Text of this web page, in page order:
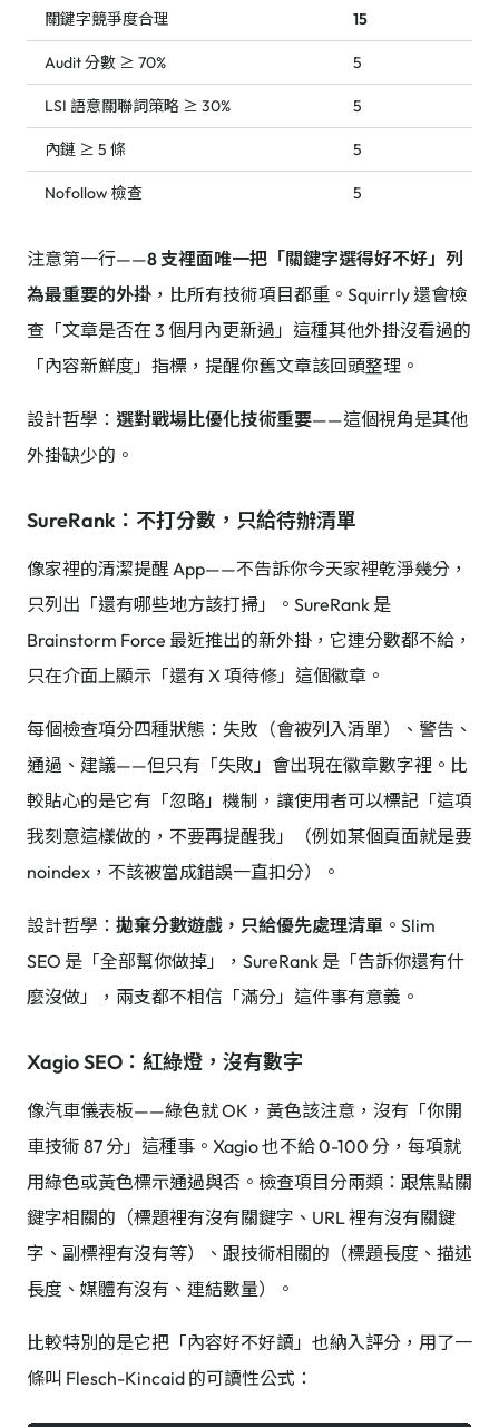
關鍵字競爭度合理 15
Audit 分數 ≥ 70% 5
LSI 語意關聯詞策略 ≥ 30% 5
內鏈 ≥ 5 條 5
Nofollow 檢查 5
注意第一行——8 支裡面唯一把「關鍵字選得好不好」列
為最重要的外掛 ，比所有技術項目都重。Squirrly 還會檢
查「文章是否在 3 個月內更新過」這種其他外掛沒看過的
「內容新鮮度」指標，提醒你舊文章該回頭整理。
設計哲學： 選對戰場比優化技術重要——這個視角是其他
外掛缺少的。
SureRank：不打分數，只給待辦清單
像家裡的清潔提醒 App——不告訴你今天家裡乾淨幾分，
只列出「還有哪些地方該打掃」。SureRank 是
Brainstorm Force 最近推出的新外掛，它連分數都不給，
只在介面上顯示「還有 X 項待修」這個徽章。
每個檢查項分四種狀態：失敗（會被列入清單）、警告、
通過、建議——但只有「失敗」會出現在徽章數字裡。比
較貼心的是它有「忽略」機制，讓使用者可以標記「這項
我刻意這樣做的，不要再提醒我」（例如某個頁面就是要
noindex，不該被當成錯誤一直扣分）。
設計哲學： 拋棄分數遊戲，只給優先處理清單 。Slim
SEO 是「全部幫你做掉」，SureRank 是「告訴你還有什
麼沒做」，兩支都不相信「滿分」這件事有意義。
Xagio SEO：紅綠燈，沒有數字
像汽車儀表板——綠色就 OK，黃色該注意，沒有「你開
車技術 87 分」這種事。Xagio 也不給 0-100 分，每項就
用綠色或黃色標示通過與否。檢查項目分兩類：跟焦點關
鍵字相關的（標題裡有沒有關鍵字、URL 裡有沒有關鍵
字、副標裡有沒有等）、跟技術相關的（標題長度、描述
長度、媒體有沒有、連結數量）。
比較特別的是它把「內容好不好讀」也納入評分，用了一
條叫 Flesch-Kincaid 的可讀性公式：